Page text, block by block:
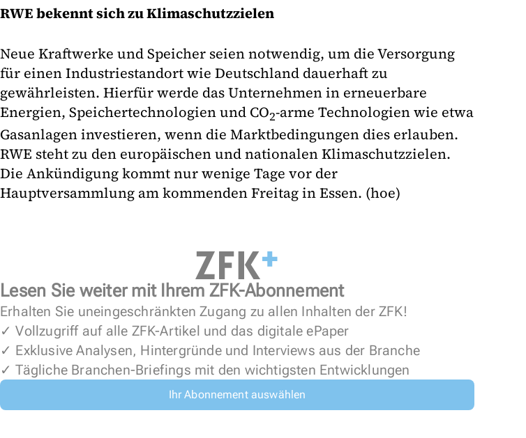
RWE bekennt sich zu Klimaschutzzielen
Neue Kraftwerke und Speicher seien notwendig, um die Versorgung
für einen Industriestandort wie Deutschland dauerhaft zu
gewährleisten. Hierfür werde das Unternehmen in erneuerbare
Energien, Speichertechnologien und CO2-arme Technologien wie etwa
Gasanlagen investieren, wenn die Marktbedingungen dies erlauben.
RWE steht zu den europäischen und nationalen Klimaschutzzielen.
Die Ankündigung kommt nur wenige Tage vor der
Hauptversammlung am kommenden Freitag in Essen. (hoe)
Lesen Sie weiter mit Ihrem ZFK-Abonnement
Erhalten Sie uneingeschränkten Zugang zu allen Inhalten der ZFK!
✓ Vollzugriff auf alle ZFK-Artikel und das digitale ePaper
✓ Exklusive Analysen, Hintergründe und Interviews aus der Branche
✓ Tägliche Branchen-Briefings mit den wichtigsten Entwicklungen
Ihr Abonnement auswählen